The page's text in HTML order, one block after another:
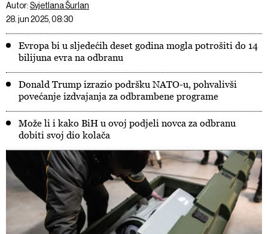
Autor:Svjetlana Šurlan
28. jun 2025, 08:30
Evropa bi u sljedećih deset godina mogla potrošiti do 14
bilijuna evra na odbranu
Donald Trump izrazio podršku NATO-u, pohvalivši
povećanje izdvajanja za odbrambene programe
Može li i kako BiH u ovoj podjeli novca za odbranu
dobiti svoj dio kolača